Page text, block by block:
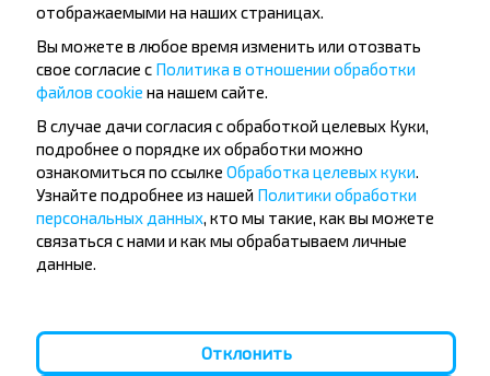
Минск
Хотите
путешествовать
дешевле?
Подпишись на получение новостей и
путешествуй с нами дешевле!
отображаемыми на наших страницах.
Вы можете в любое время изменить или отозвать
свое согласие с Политика в отношении обработки
файлов cookie на нашем сайте.
В случае дачи согласия с обработкой целевых Куки,
подробнее о порядке их обработки можно
ознакомиться по ссылке Обработка целевых куки
Узнайте подробнее из нашей Политики обработки
персональных данных , кто мы такие, как вы можете
связаться с нами и как мы обрабатываем личные
данные.
Отклонить